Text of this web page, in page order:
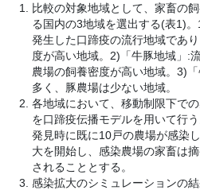
比較の対象地域として、家畜の
る国内の3地域を選出する(表1)
発生した口蹄疫の流行地域であ
度が高い地域。2)「牛豚地域」:
農場の飼養密度が高い地域。3)
多く、豚農場は少ない地域。
各地域において、移動制限下で
を口蹄疫伝播モデルを用いて行
発見時に既に10戸の農場が感染
大を開始し、感染農場の家畜は
されることとする。
感染拡大のシミュレーションの